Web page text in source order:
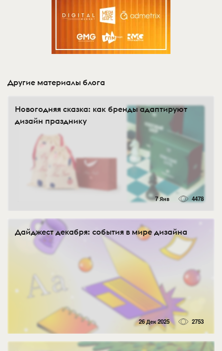
Другие материалы блога
Новогодняя сказка: как бренды адаптируют
дизайн празднику
7 Янв 4478
Дайджест декабря: события в мире дизайна
26 Дек 2025 2753